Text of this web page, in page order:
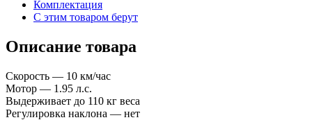
Комплектация
С этим товаром берут
Описание товара
Скорость — 10 км/час
Мотор — 1.95 л.с.
Выдерживает до 110 кг веса
Регулировка наклона — нет